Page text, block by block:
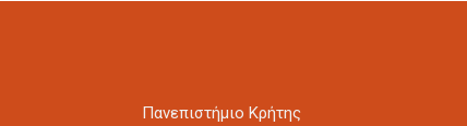
Πανεπιστήμιο Κρήτης